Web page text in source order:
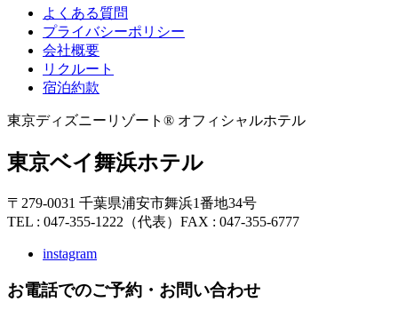
よくある質問
プライバシーポリシー
会社概要
リクルート
宿泊約款
東京ディズニーリゾート® オフィシャルホテル
東京ベイ舞浜ホテル
〒279-0031 千葉県浦安市舞浜1番地34号
TEL : 047-355-1222（代表） FAX : 047-355-6777
instagram
お電話でのご予約・お問い合わせ